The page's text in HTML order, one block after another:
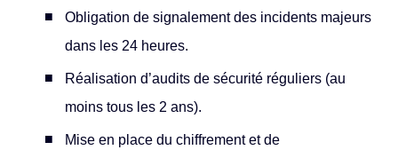
Obligation de signalement des incidents majeurs
dans les 24 heures.
Réalisation d’audits de sécurité réguliers (au
moins tous les 2 ans).
Mise en place du chiffrement et de